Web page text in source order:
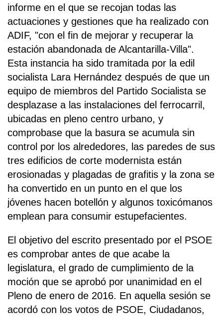
informe en el que se recojan todas las
actuaciones y gestiones que ha realizado con
ADIF, "con el fin de mejorar y recuperar la
estación abandonada de Alcantarilla-Villa".
Esta instancia ha sido tramitada por la edil
socialista Lara Hernández después de que un
equipo de miembros del Partido Socialista se
desplazase a las instalaciones del ferrocarril,
ubicadas en pleno centro urbano, y
comprobase que la basura se acumula sin
control por los alrededores, las paredes de sus
tres edificios de corte modernista están
erosionadas y plagadas de grafitis y la zona se
ha convertido en un punto en el que los
jóvenes hacen botellón y algunos toxicómanos
emplean para consumir estupefacientes.
El objetivo del escrito presentado por el PSOE
es comprobar antes de que acabe la
legislatura, el grado de cumplimiento de la
moción que se aprobó por unanimidad en el
Pleno de enero de 2016. En aquella sesión se
acordó con los votos de PSOE, Ciudadanos,